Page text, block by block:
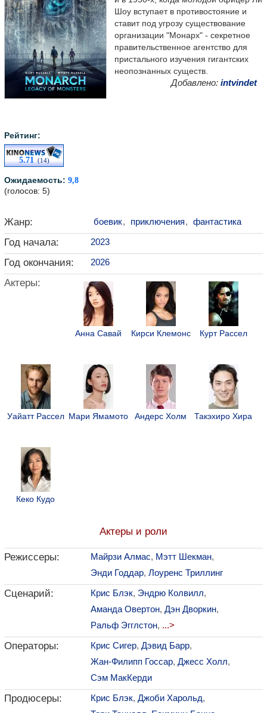
Рейтинг:
5.71 (14)
Ожидаемость: 9,8
(голосов: 5)
Шоу вступает в противостояние и
ставит под угрозу существование
организации "Монарх" - секретное
правительственное агентство для
пристального изучения гигантских
неопознанных существ.
Добавлено: intvindet
Жанр: боевик, приключения, фантастика
Год начала: 2023
Год окончания: 2026
Актеры:
Анна Савай Кирси Клемонс Курт Рассел
Уайатт Рассел Мари Ямамото Андерс Холм Такэхиро Хира
Кеко Кудо
Актеры и роли
Режиссеры: Майрзи Алмас, Мэтт Шекман,
Энди Годдар, Лоуренс Триллинг
Сценарий: Крис Блэк, Эндрю Колвилл,
Аманда Овертон, Дэн Дворкин,
Ральф Эгглстон, ...>
Операторы: Крис Сигер, Дэвид Барр,
Жан-Филипп Госсар, Джесс Холл,
Сэм МакКерди
Продюсеры: Крис Блэк, Джоби Харольд,